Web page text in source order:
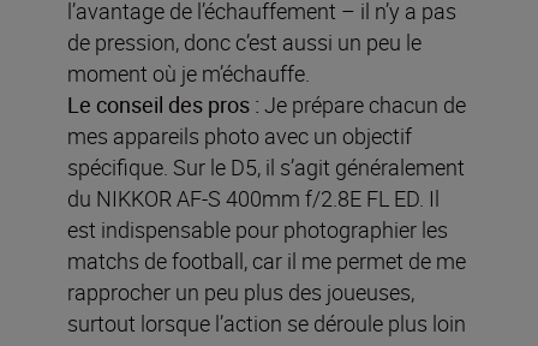
l’avantage de l’échauffement – il n’y a pas
de pression, donc c’est aussi un peu le
moment où je m’échauffe.
Le conseil des pros : Je prépare chacun de
mes appareils photo avec un objectif
spécifique. Sur le D5, il s’agit généralement
du NIKKOR AF-S 400mm f/2.8E FL ED. Il
est indispensable pour photographier les
matchs de football, car il me permet de me
rapprocher un peu plus des joueuses,
surtout lorsque l’action se déroule plus loin